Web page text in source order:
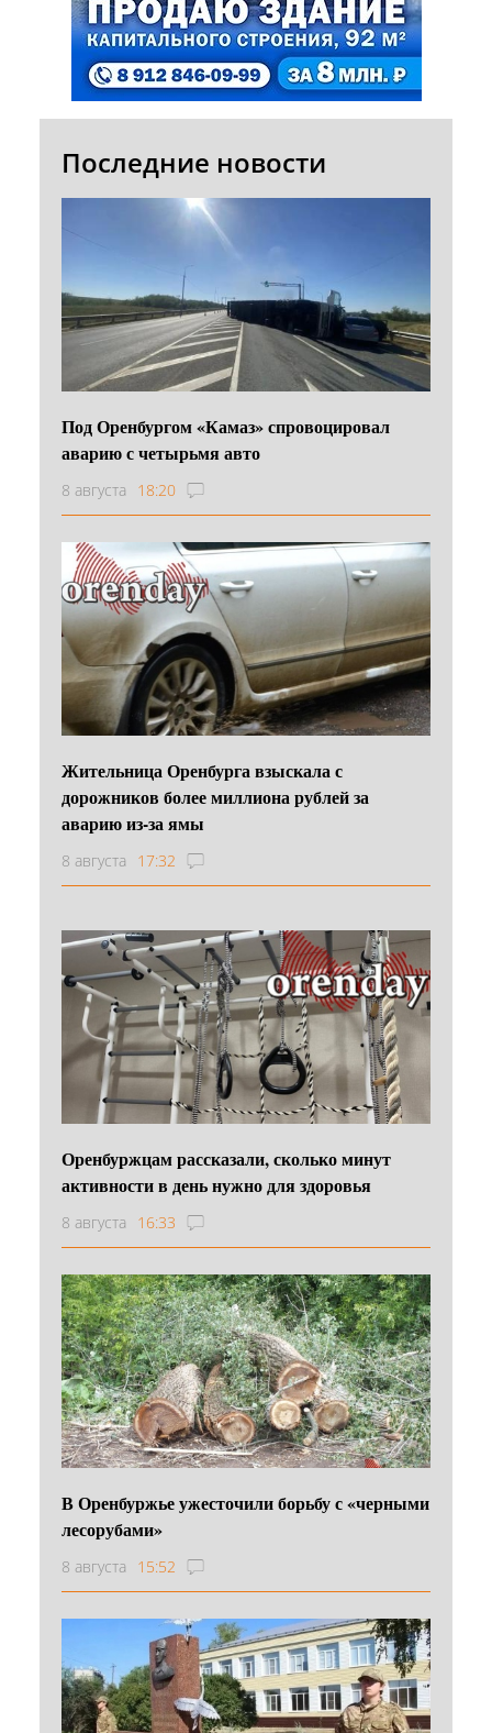
Последние новости
Под Оренбургом «Камаз» спровоцировал
аварию с четырьмя авто
8 августа 18:20
Жительница Оренбурга взыскала с
дорожников более миллиона рублей за
аварию из-за ямы
8 августа 17:32
Оренбуржцам рассказали, сколько минут
активности в день нужно для здоровья
8 августа 16:33
В Оренбуржье ужесточили борьбу с «черными
лесорубами»
8 августа 15:52